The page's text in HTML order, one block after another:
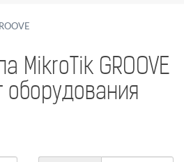
MikroTik GROOVE
оборудования